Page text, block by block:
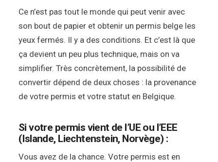
Ce n’est pas tout le monde qui peut venir avec
son bout de papier et obtenir un permis belge les
yeux fermés. Il y a des conditions. Et c’est là que
ça devient un peu plus technique, mais on va
simplifier. Très concrètement, la possibilité de
convertir dépend de deux choses : la provenance
de votre permis et votre statut en Belgique.
Si votre permis vient de l’UE ou l’EEE
(Islande, Liechtenstein, Norvège) :
Vous avez de la chance. Votre permis est en